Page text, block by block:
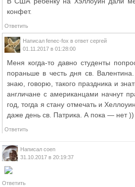
конфет.
Ответить
Написал fenec-fox в ответ сергей
01.11.2017 в 01:28:00
Меня когда-то давно студенты
пораньше в честь дня св.
знаю, говорю, такого праздника и
англичане с американцами начнут
год, тогда я стану отмечать и
даже день св. Патрика. А пока — нет ))
Ответить
Написал coen
31.10.2017 в 20:19:37
Ответить